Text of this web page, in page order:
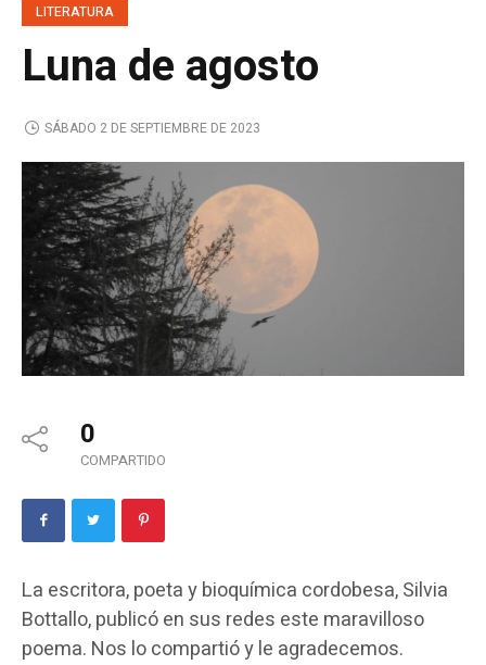
LITERATURA
Luna de agosto
SÁBADO 2 DE SEPTIEMBRE DE 2023
0
COMPARTIDO
La escritora, poeta y bioquímica cordobesa, Silvia
Bottallo, publicó en sus redes este maravilloso
poema. Nos lo compartió y le agradecemos.